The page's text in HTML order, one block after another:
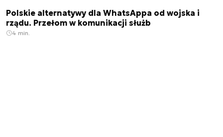
Polskie alternatywy dla WhatsAppa od wojska i
rządu. Przełom w komunikacji służb
4 min.